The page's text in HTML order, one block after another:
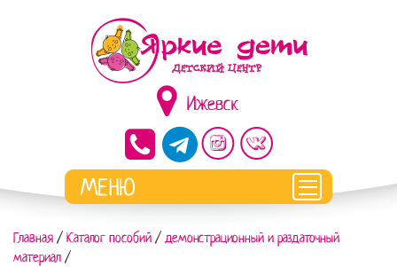
Ижевск
Главная / Каталог пособий / демонстрационный и раздаточный
материал /